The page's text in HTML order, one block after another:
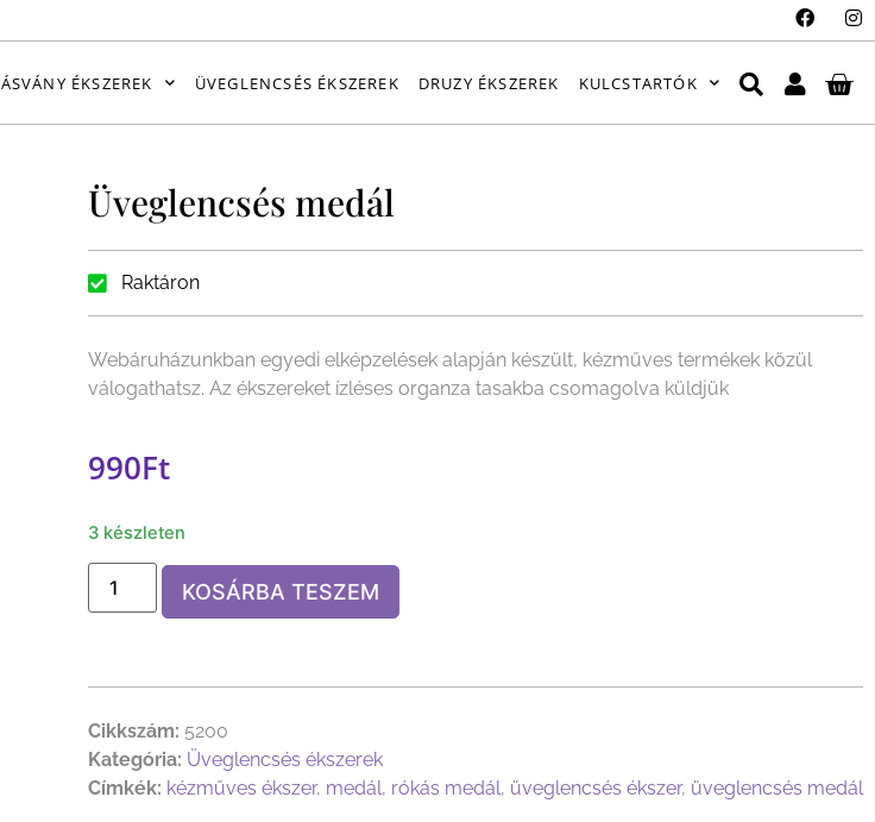
ÁSVÁNY ÉKSZEREK ÜVEGLENCSÉS ÉKSZEREK DRUZY ÉKSZEREK KULCSTARTÓK
Üveglencsés medál
Raktáron
Webáruházunkban egyedi elképzelések alapján készült, kézműves termékek közül
válogathatsz. Az ékszereket ízléses organza tasakba csomagolva küldjük
990Ft
3 készleten
KOSÁRBA TESZEM
Cikkszám: 5200
Kategória: Üveglencsés ékszerek
Címkék: kézműves ékszer, medál, rókás medál, üveglencsés ékszer, üveglencsés medál